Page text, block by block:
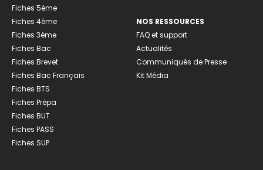
Fiches 5ème
Fiches 4ème
Fiches 3ème
Fiches Bac
Fiches Brevet
Fiches Bac Français
Fiches BTS
Fiches Prépa
Fiches BUT
Fiches PASS
Fiches SUP
NOS RESSOURCES
FAQ et support
Actualités
Communiqués de Presse
Kit Média